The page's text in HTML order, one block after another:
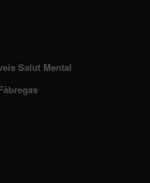
Salut Mental